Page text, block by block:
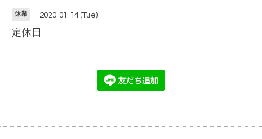
休業 2020-01-14 (Tue)
定休日